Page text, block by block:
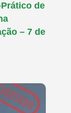
de
– 7 de